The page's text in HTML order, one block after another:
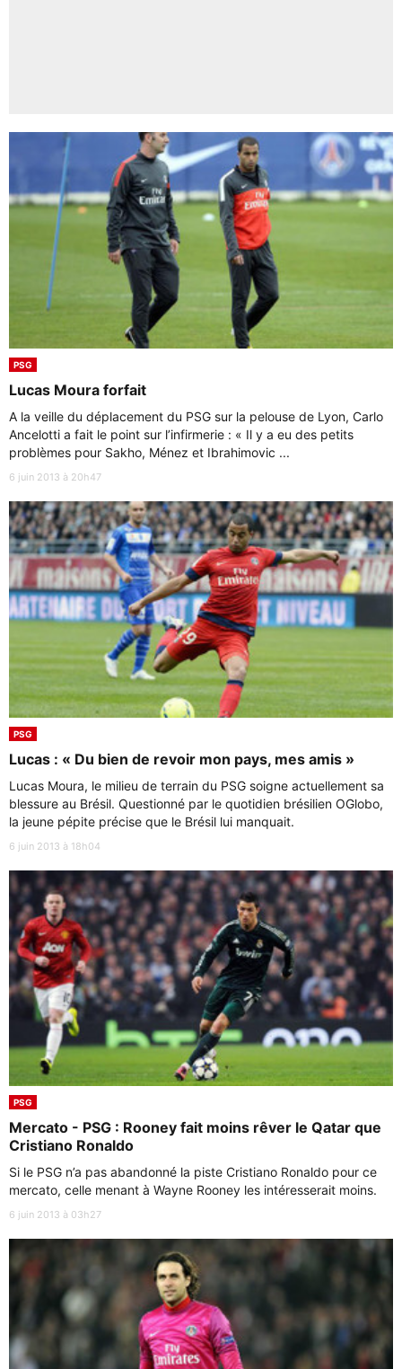
PSG
Lucas Moura forfait
A la veille du déplacement du PSG sur la pelouse de Lyon, Carlo
Ancelotti a fait le point sur l’infirmerie : « Il y a eu des petits
problèmes pour Sakho, Ménez et Ibrahimovic ...
6 juin 2013 à 20h47
PSG
Lucas : « Du bien de revoir mon pays, mes amis »
Lucas Moura, le milieu de terrain du PSG soigne actuellement sa
blessure au Brésil. Questionné par le quotidien brésilien OGlobo,
la jeune pépite précise que le Brésil lui manquait.
6 juin 2013 à 18h04
PSG
Mercato - PSG : Rooney fait moins rêver le Qatar que
Cristiano Ronaldo
Si le PSG n’a pas abandonné la piste Cristiano Ronaldo pour ce
mercato, celle menant à Wayne Rooney les intéresserait moins.
6 juin 2013 à 03h27